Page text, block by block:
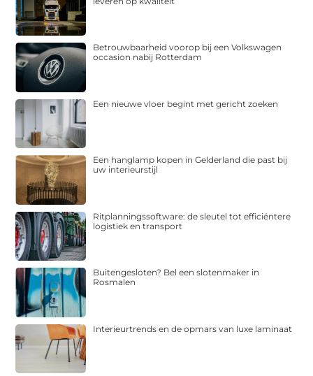
Betrouwbaarheid voorop bij een Volkswagen
occasion nabij Rotterdam
Een nieuwe vloer begint met gericht zoeken
Een hanglamp kopen in Gelderland die past bij
uw interieurstijl
Ritplanningssoftware: de sleutel tot efficiëntere
logistiek en transport
Buitengesloten? Bel een slotenmaker in
Rosmalen
Interieurtrends en de opmars van luxe laminaat